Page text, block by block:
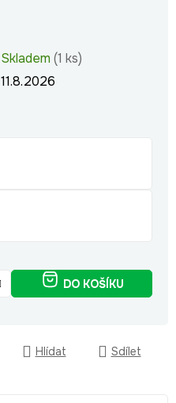
Skladem (1 ks)
11.8.2026
DO KOŠÍKU
Hlídat Sdílet